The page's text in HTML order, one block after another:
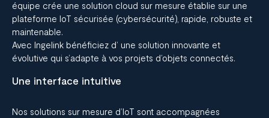
équipe crée une solution cloud sur mesure établie sur une
plateforme IoT sécurisée (cybersécurité), rapide, robuste et
maintenable.
Avec Ingelink bénéficiez d’ une solution innovante et
évolutive qui s’adapte à vos projets d’objets connectés.
Une interface intuitive
Nos solutions sur mesure d’IoT sont accompagnées